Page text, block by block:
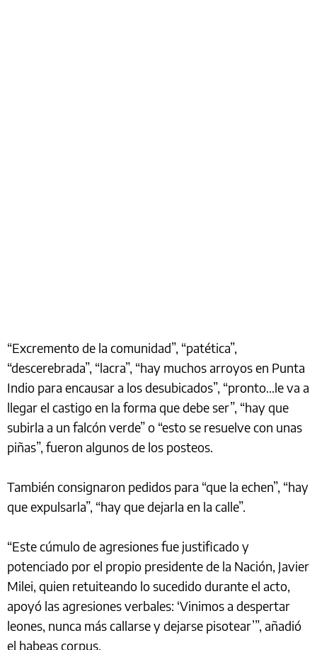
“Excremento de la comunidad”, “patética”,
“descerebrada”, “lacra”, “hay muchos arroyos en Punta
Indio para encausar a los desubicados”, “pronto…le va a
llegar el castigo en la forma que debe ser”, “hay que
subirla a un falcón verde” o “esto se resuelve con unas
piñas”, fueron algunos de los posteos.
También consignaron pedidos para “que la echen”, “hay
que expulsarla”, “hay que dejarla en la calle”.
“Este cúmulo de agresiones fue justificado y
potenciado por el propio presidente de la Nación, Javier
Milei, quien retuiteando lo sucedido durante el acto,
apoyó las agresiones verbales: ‘Vinimos a despertar
leones, nunca más callarse y dejarse pisotear’”, añadió
el habeas corpus.